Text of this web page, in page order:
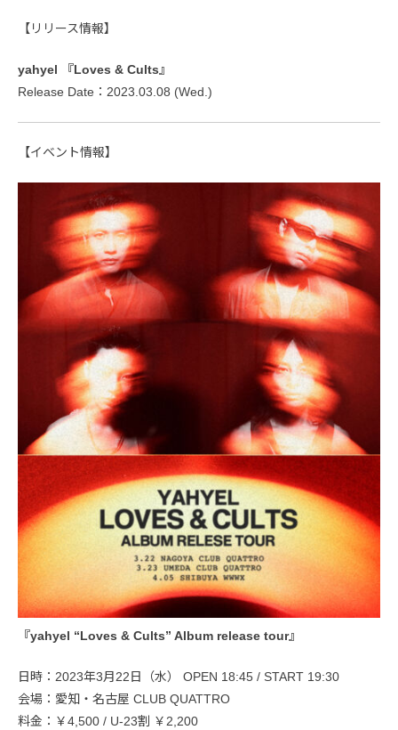
【リリース情報】
yahyel 『Loves & Cults』
Release Date：2023.03.08 (Wed.)
【イベント情報】
『yahyel “Loves & Cults” Album release tour』
日時：2023年3月22日（水） OPEN 18:45 / START 19:30
会場：愛知・名古屋 CLUB QUATTRO
料金：￥4,500 / U-23割 ￥2,200